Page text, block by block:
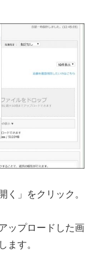
く」をクリック。
ップロードした画
ます。